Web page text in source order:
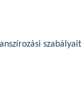
szabályait